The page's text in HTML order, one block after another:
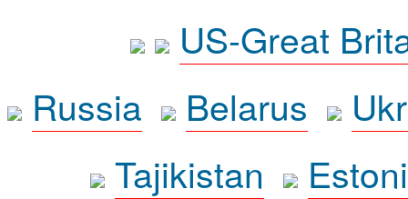
US-Great
Russia
Belarus
Tajikistan